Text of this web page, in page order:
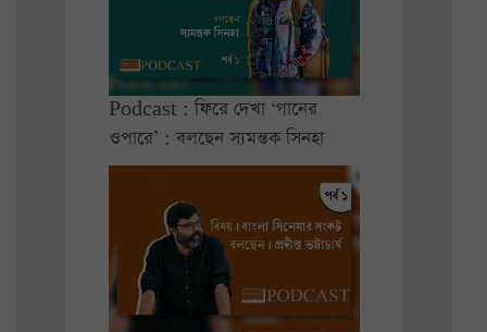
Podcast : ফিরে দেখা ‘গানের
ওপারে’ : বলছেন স্যমন্তক সিনহা